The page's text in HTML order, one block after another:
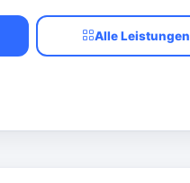
Alle Leistungen